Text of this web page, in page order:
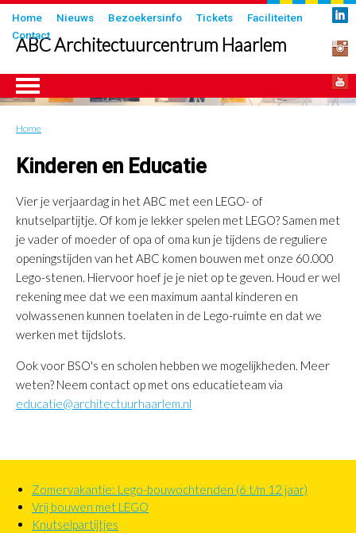
Overslaan
en
naar
inhoud
gaan
Submenu
Home Nieuws Bezoekersinfo Tickets
Faciliteiten
Contact
ABC Architectuurcentrum Haarlem
Kruimelpad
Home
Kinderen en Educatie
Vier je verjaardag in het ABC met een LEGO- of
knutselpartijtje. Of kom je lekker spelen met LEGO? Samen met
je vader of moeder of opa of oma kun je tijdens de reguliere
openingstijden van het ABC komen bouwen met onze 60.000
Lego-stenen. Hiervoor hoef je je niet op te geven. Houd er wel
rekening mee dat we een maximum aantal kinderen en
volwassenen kunnen toelaten in de Lego-ruimte en dat we
werken met tijdslots.
Ook voor BSO's en scholen hebben we mogelijkheden. Meer
weten? Neem contact op met ons educatieteam via
educatie@architectuurhaarlem.nl
Primaire
links
Zomervakantie: Lego-bouwochtenden (6 t/m 12 jaar)
Vrij bouwen met LEGO
Knutselpartijtjes